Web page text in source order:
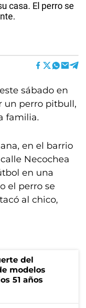
casa. El perro se
sábado en
un perro pitbull,
familia.
en el barrio
Necochea
en una
el perro se
al chico,
del
modelos
51 años